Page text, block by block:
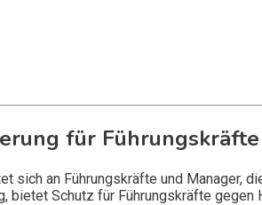
für
sich an Führungskräfte und Manager,
bietet Schutz für Führungskräfte